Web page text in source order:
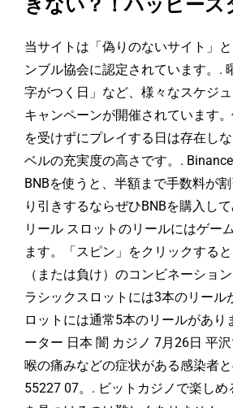
当サイトは「偽りのないサイト」
ンブル協会に認定されています。.
字がつく日」など、様々なスケジ
キャンペーンが開催されています
を受けずにプレイする日は存在し
ベルの充実度の高さです。.
BNBを使うと、半額まで手数料が
り引きするならぜひBNBを購入し
リール スロットのリールにはゲー
ます。「スピン」をクリックする
（または負け）のコンビネーショ
ラシックスロットには3本のリール
ロットには通常5本のリールがあり
ーター 日本 闇 カジノ 7月26日 平
喉の痛みなどの症状がある感染者
55227 07。. ビットカジノで楽しめ